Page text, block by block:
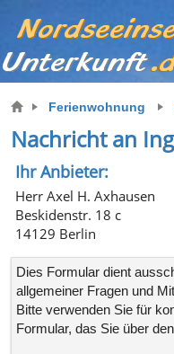
Ferienwohnung
Nachricht an
Ihr Anbieter:
Herr Axel H. Axhausen
Beskidenstr. 18 c
14129 Berlin
Dies Formular dient
allgemeiner Fragen und
Bitte verwenden Sie für
Formular, das Sie über